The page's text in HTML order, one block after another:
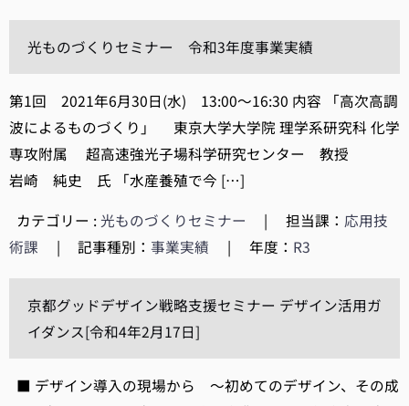
光ものづくりセミナー 令和3年度事業実績
第1回 2021年6月30日(水) 13:00～16:30 内容 「高次高調
波によるものづくり」 東京大学大学院 理学系研究科 化学
専攻附属 超高速強光子場科学研究センター 教授
岩崎 純史 氏 「水産養殖で今 […]
カテゴリー :光ものづくりセミナー | 担当課： 応用技
術課
| 記事種別：事業実績 | 年度： R3
京都グッドデザイン戦略支援セミナー デザイン活用ガ
イダンス[令和4年2月17日]
■ デザイン導入の現場から ～初めてのデザイン、その成